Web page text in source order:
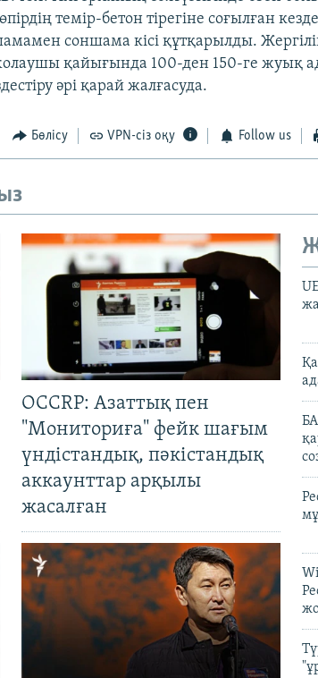
темір-бетон тірегіне соғылған
соншама кісі құтқарылды.
қайығында 100-ден 150-ге жуық
әрі қарай жалғасуда.
Бөлісу VPN-сіз оқу Follow us
OCCRP: Азаттық пен
"Мониториға" фейк шағым
үндістандық, пәкістандық
аккаунттар арқылы
жасалған